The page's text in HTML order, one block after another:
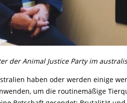
der Animal Justice Party im
haben oder werden einige
um die routinemäßige